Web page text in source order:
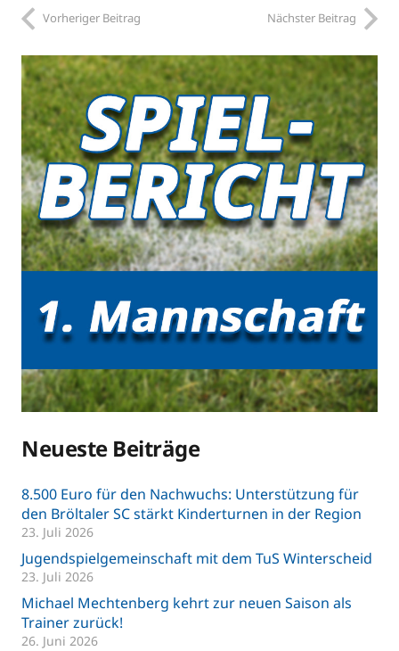
Vorheriger Beitrag Nächster Beitrag
Neueste Beiträge
8.500 Euro für den Nachwuchs: Unterstützung für
den Bröltaler SC stärkt Kinderturnen in der Region
23. Juli 2026
Jugendspielgemeinschaft mit dem TuS Winterscheid
23. Juli 2026
Michael Mechtenberg kehrt zur neuen Saison als
Trainer zurück!
26. Juni 2026